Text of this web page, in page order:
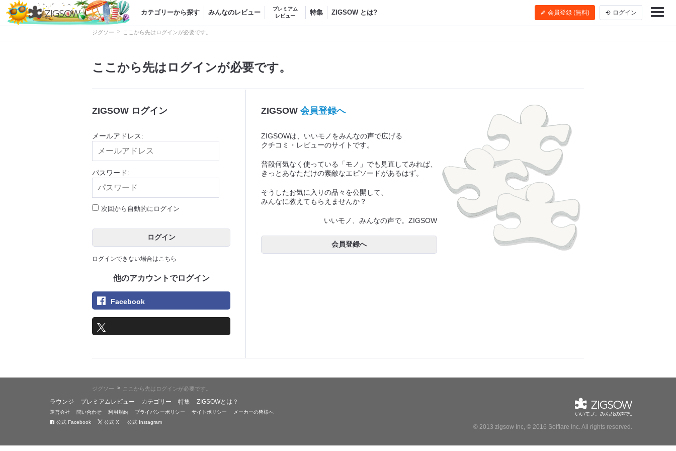
カテゴリーから探す みんなのレビュー
プレミアム
レビュー
特集 ZIGSOW とは? 会員登録 (無料) ログイン
ジグソー > ここから先はログインが必要です。
ここから先はログインが必要です。
ZIGSOW ログイン
メールアドレス:
パスワード:
次回から自動的にログイン
ログイン
ログインできない場合はこちら
他のアカウントでログイン
Facebook
ZIGSOW 会員登録へ
ZIGSOWは、いいモノをみんなの声で広げる
クチコミ・レビューのサイトです。
普段何気なく使っている「モノ」でも見直してみれば、
きっとあなただけの素敵なエピソードがあるはず。
そうしたお気に入りの品々を公開して、
みんなに教えてもらえませんか？
いいモノ、みんなの声で。ZIGSOW
会員登録へ
ジグソー > ここから先はログインが必要です。
ラウンジ プレミアムレビュー カテゴリー 特集 ZIGSOWとは？
運営会社 問い合わせ 利用規約 プライバシーポリシー サイトポリシー
メーカーの皆様へ
公式 Facebook
公式 X 公式 Instagram
© 2013 zigsow Inc, © 2016 Solflare Inc. All rights reserved.